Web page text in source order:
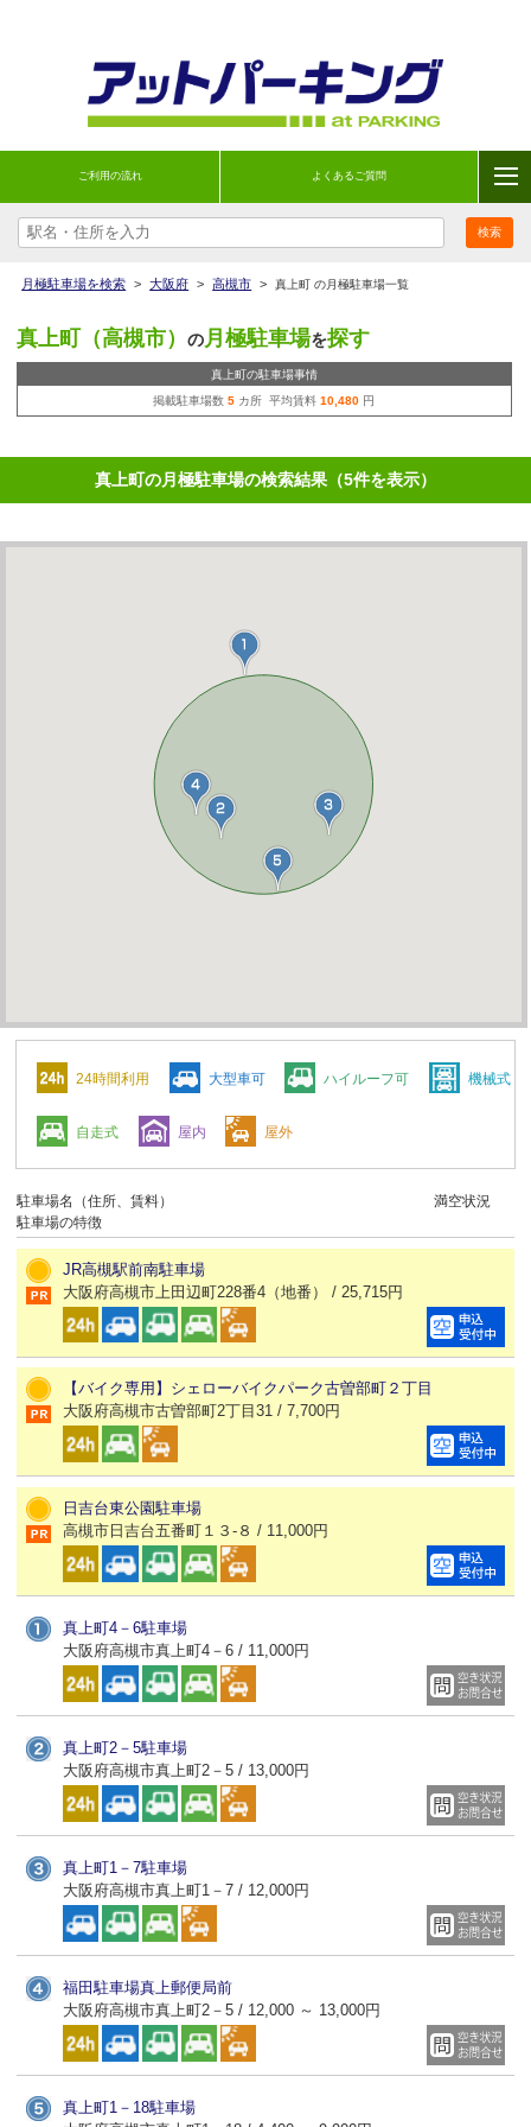
ご利用の流れ よくあるご質問
月極駐車場を検索 > 大阪府 > 高槻市 > 真上町 の月極駐車場一覧
真上町（高槻市） の月極駐車場を探す
真上町の駐車場事情
掲載駐車場数5 カ所 平均賃料10,480 円
真上町の月極駐車場の検索結果（5件を表示）
24時間利用 大型車可 ハイルーフ可 機械式
自走式 屋内 屋外
駐車場名（住所、賃料）
駐車場の特徴
満空状況
JR高槻駅前南駐車場
大阪府高槻市上田辺町228番4（地番） / 25,715円
【バイク専用】シェローバイクパーク古曽部町２丁目
大阪府高槻市古曽部町2丁目31 / 7,700円
日吉台東公園駐車場
高槻市日吉台五番町１３-８ / 11,000円
真上町4－6駐車場
大阪府高槻市真上町4－6 / 11,000円
真上町2－5駐車場
大阪府高槻市真上町2－5 / 13,000円
真上町1－7駐車場
大阪府高槻市真上町1－7 / 12,000円
福田駐車場真上郵便局前
大阪府高槻市真上町2－5 / 12,000 ～ 13,000円
真上町1－18駐車場